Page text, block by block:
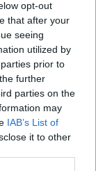
opt-out
that after your
seeing
utilized by
prior to
further
parties on the
may
IAB’s List of
it to other
Portillo,
Bronzini,
Ferro, Jelic;
Bruni;
A.a
Caro Saisi,